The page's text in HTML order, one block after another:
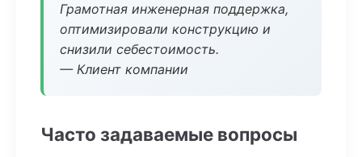
Грамотная инженерная поддержка,
оптимизировали конструкцию и
снизили себестоимость.
— Клиент компании
Часто задаваемые вопросы